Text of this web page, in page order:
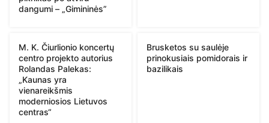
dangumi – „Gimininės”
M. K. Čiurlionio koncertų
centro projekto autorius
Rolandas Palekas:
„Kaunas yra
vienareikšmis
moderniosios Lietuvos
centras“
Brusketos su saulėje
prinokusiais pomidorais ir
bazilikais